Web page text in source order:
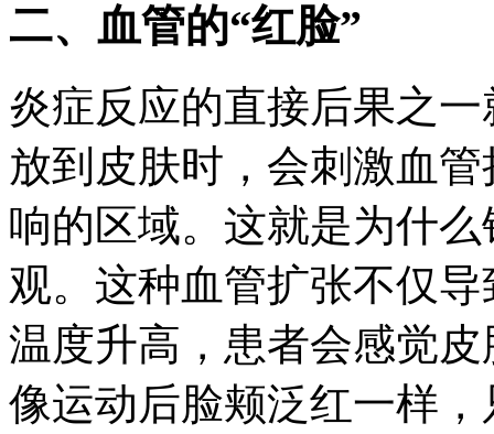
二、血管的“红脸”
炎症反应的直接后果之
放到皮肤时，会刺激血
响的区域。这就是为什
观。这种血管扩张不仅
温度升高，患者会感觉
像运动后脸颊泛红一样